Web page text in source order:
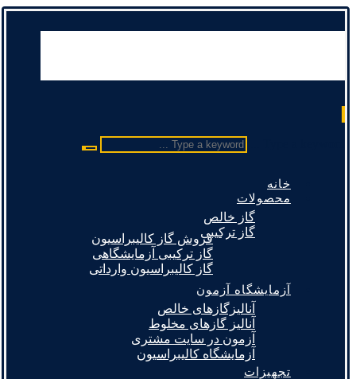
خانه
محصولات
گاز خالص
گاز ترکیبیفروش گاز کالیبراسیون
گاز ترکیبی آزمایشگاهی
گاز کالیبراسیون وارداتی
آزمایشگاه آزمون
آنالیزگازهای خالص
آنالیز گازهای مخلوط
آزمون در سایت مشتری
آزمایشگاه کالیبراسیون
تجهیزات